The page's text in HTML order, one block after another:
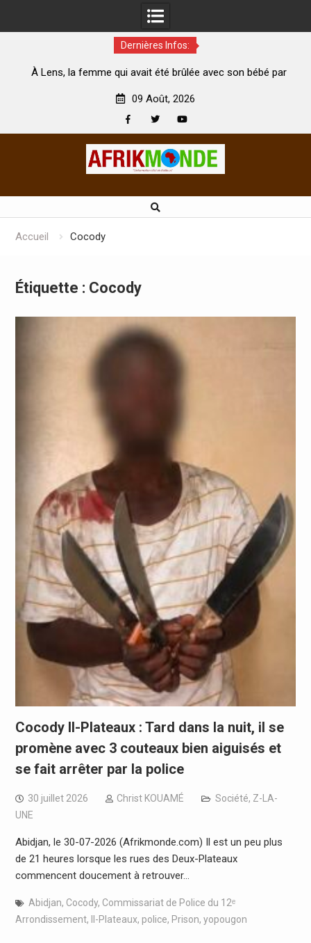
Dernières Infos:
À Lens, la femme qui avait été brûlée avec son bébé par
09 Août, 2026
Accueil Cocody
Étiquette : Cocody
Cocody II-Plateaux : Tard dans la nuit, il se
promène avec 3 couteaux bien aiguisés et
se fait arrêter par la police
30 juillet 2026 Christ KOUAMÉ Société, Z-LA-
UNE
Abidjan, le 30-07-2026 (Afrikmonde.com) Il est un peu plus
de 21 heures lorsque les rues des Deux-Plateaux
commencent doucement à retrouver…
Abidjan, Cocody, Commissariat de Police du 12ᵉ
Arrondissement, II-Plateaux, police, Prison, yopougon